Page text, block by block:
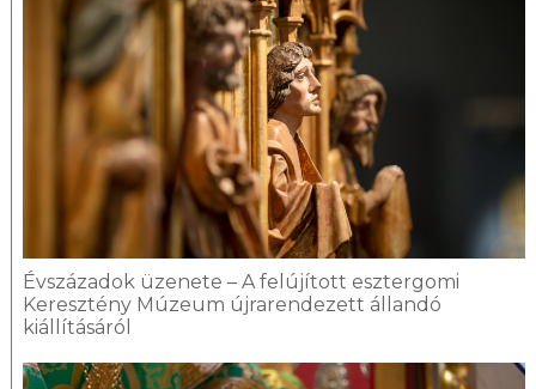
Évszázadok üzenete – A felújított esztergomi
Keresztény Múzeum újrarendezett állandó
kiállításáról